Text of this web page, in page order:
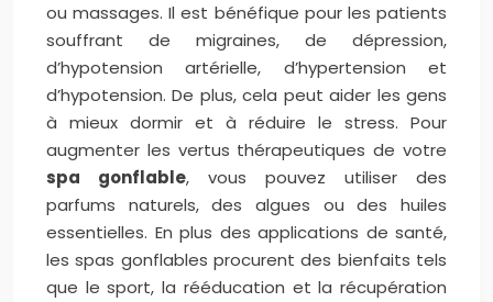
ou massages. Il est bénéfique pour les patients
souffrant de migraines, de dépression,
d’hypotension artérielle, d’hypertension et
d’hypotension. De plus, cela peut aider les gens
à mieux dormir et à réduire le stress. Pour
augmenter les vertus thérapeutiques de votre
spa gonflable, vous pouvez utiliser des
parfums naturels, des algues ou des huiles
essentielles. En plus des applications de santé,
les spas gonflables procurent des bienfaits tels
que le sport, la rééducation et la récupération